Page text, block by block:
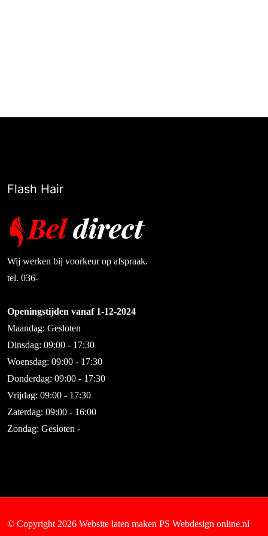
Flash Hair
Wij werken bij voorkeur op afspraak.
tel. 036-
Openingstijden vanaf 1-12-2024
Maandag: Gesloten
Dinsdag: 09:00 - 17:30
Woensdag: 09:00 - 17:30
Donderdag: 09:00 - 17:30
Vrijdag: 09:00 - 17:30
Zaterdag: 09:00 - 16:00
Zondag: Gesloten -
© Copyright 2026 Website laten maken PS Webdesign online.nl